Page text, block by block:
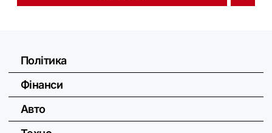
Політика
Фінанси
Авто